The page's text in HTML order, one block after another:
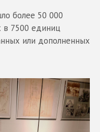
более 50 000
в 7500 единиц
или дополненных